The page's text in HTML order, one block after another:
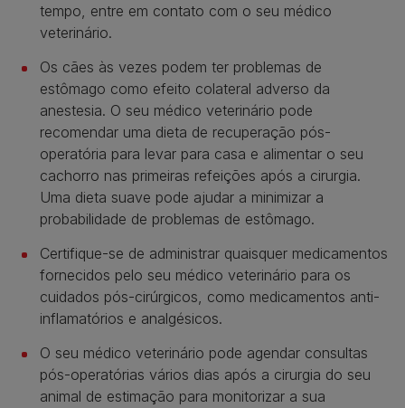
tempo, entre em contato com o seu médico
veterinário.
Os cães às vezes podem ter problemas de
estômago como efeito colateral adverso da
anestesia. O seu médico veterinário pode
recomendar uma dieta de recuperação pós-
operatória para levar para casa e alimentar o seu
cachorro nas primeiras refeições após a cirurgia.
Uma dieta suave pode ajudar a minimizar a
probabilidade de problemas de estômago.
Certifique-se de administrar quaisquer medicamentos
fornecidos pelo seu médico veterinário para os
cuidados pós-cirúrgicos, como medicamentos anti-
inflamatórios e analgésicos.
O seu médico veterinário pode agendar consultas
pós-operatórias vários dias após a cirurgia do seu
animal de estimação para monitorizar a sua